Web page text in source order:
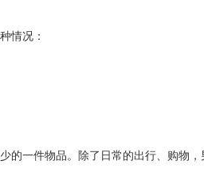
情况：
的一件物品。除了日常的出行、购物